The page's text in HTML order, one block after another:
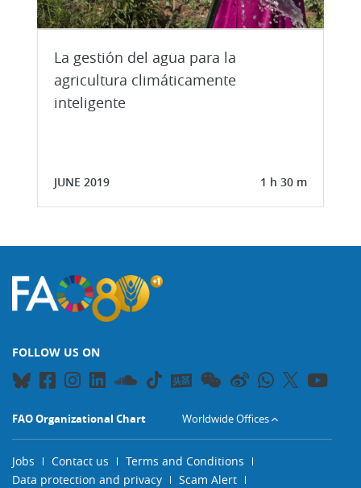
La gestión del agua para la
agricultura climáticamente
inteligente
JUNE 2019 1 h 30 m
FOLLOW US ON
FAO Organizational Chart Worldwide Offices
Jobs Contact us
Terms and Conditions
Data protection and privacy
Scam Alert